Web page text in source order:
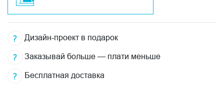
Дизайн-проект в подарок
Заказывай больше — плати меньше
Бесплатная доставка